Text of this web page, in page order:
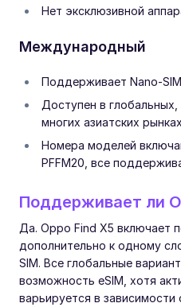
Нет эксклюзивной
Международный
Поддерживает Nano-
Доступен в глобальных,
многих азиатских рынках
Номера моделей
PFFM20, все
Поддерживает ли
Да. Oppo Find X5 включает
дополнительно к одному
SIM. Все глобальные
возможность eSIM, хотя
варьируется в зависимости